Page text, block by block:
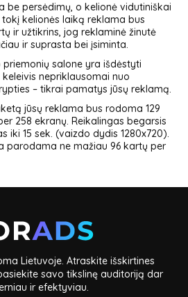
be persėdimų, o kelionė vidutiniškai
kelionės laiką reklama bus
ir užtikrins, jog reklaminė žinutė
ir suprasta bei įsiminta.
priemonių salone yra išdėstyti
nepriklausomai nuo
– tikrai pamatys jūsų reklamą.
jūsų reklama bus rodoma 129
258 ekranų. Reikalingas begarsis
iki 15 sek. (vaizdo dydis 1280x720).
parodama ne mažiau 96 kartų per
Lietuvoje. Atraskite išskirtines
savo tikslinę auditoriją dar
ir efektyviau.